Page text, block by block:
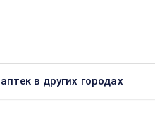
в других городах